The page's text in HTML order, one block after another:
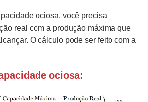
ociosa, você precisa
real com a produção máxima que
O cálculo pode ser feito com a
ociosa: